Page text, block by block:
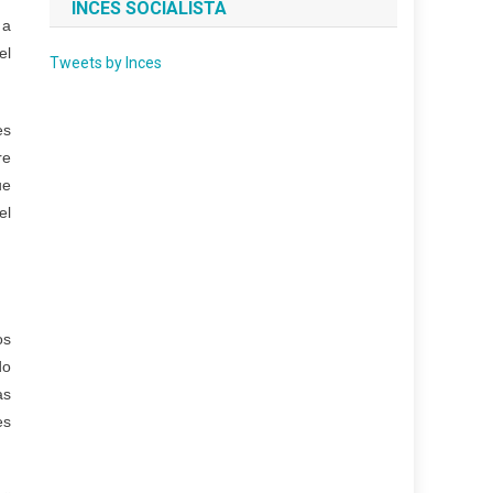
INCES SOCIALISTA
Tweets by Inces